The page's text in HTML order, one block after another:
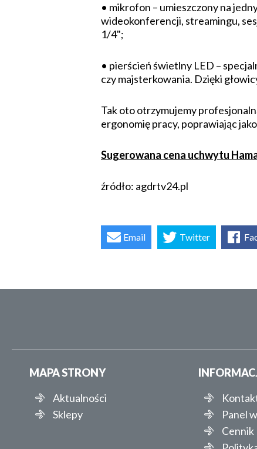
• mikrofon – umieszczony na
wideokonferencji, streamingu,
1/4";
• pierścień świetlny LED –
czy majsterkowania. Dzięki
Tak oto otrzymujemy
ergonomię pracy, poprawiając
Sugerowana cena uchwytu
źródło: agdrtv24.pl
Email Twitter
MAPA STRONY
Aktualności
Sklepy
Panel
Cennik